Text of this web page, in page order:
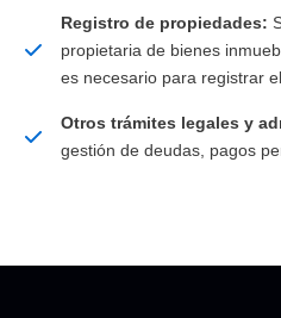
Registro de propiedades:
propietaria de bienes
es necesario para registrar
Otros trámites legales y
gestión de deudas, pagos